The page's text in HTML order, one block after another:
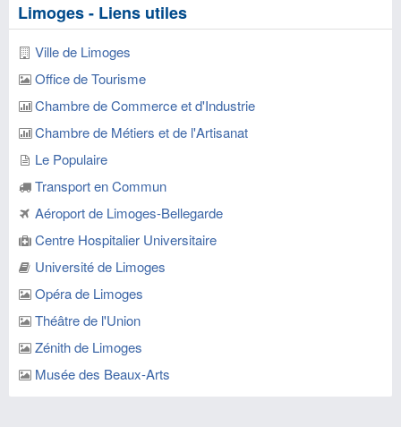
Limoges - Liens utiles
Ville de Limoges
Office de Tourisme
Chambre de Commerce et d'Industrie
Chambre de Métiers et de l'Artisanat
Le Populaire
Transport en Commun
Aéroport de Limoges-Bellegarde
Centre Hospitalier Universitaire
Université de Limoges
Opéra de Limoges
Théâtre de l'Union
Zénith de Limoges
Musée des Beaux-Arts